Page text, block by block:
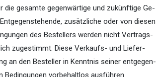
gesamte gegenwärtige und zukünftige Ge-
zusätzliche oder von diesen
des Bestellers werden nicht Vertrags-
zugestimmt. Diese Verkaufs- und Liefer-
an den Besteller in Kenntnis seiner entgegen-
Bedingungen vorbehaltlos ausführen.